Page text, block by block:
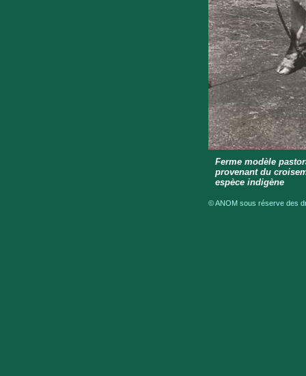
Ferme modèle
provenant du
espèce indigène
© ANOM sous réserve des